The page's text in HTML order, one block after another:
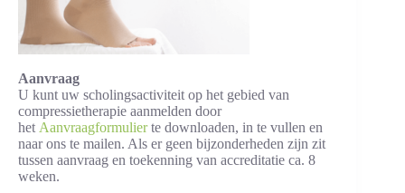
Aanvraag
U kunt uw scholingsactiviteit op het gebied van
compressietherapie aanmelden door
het Aanvraagformulierte downloaden, in te vullen en
naar ons te mailen. Als er geen bijzonderheden zijn zit
tussen aanvraag en toekenning van accreditatie ca. 8
weken.